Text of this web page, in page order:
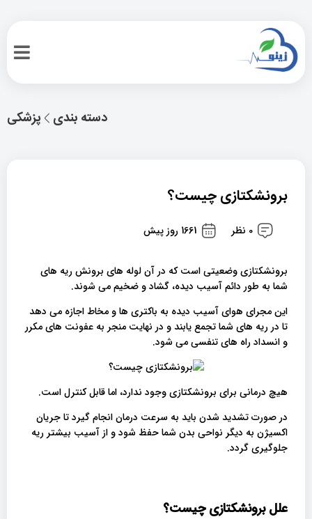
پزشکی دسته بندی
برونشکتازی چیست؟
0 نظر 1661 روز پیش
برونشکتازی وضعیتی است که در آن لوله های برونش ریه های
شما به طور دائم آسیب دیده، گشاد و ضخیم می شوند.
این مجرای هوای آسیب دیده به باکتری ها و مخاط اجازه می دهد
تا در ریه های شما تجمع یابند و در نهایت منجر به عفونت های مکرر
و انسداد راه های تنفسی می شود.
هیچ درمانی برای برونشکتازی وجود ندارد، اما قابل کنترل است.
در صورت تشدید شدن باید به سرعت درمان انجام گیرد تا جریان
اکسیژن به دیگر نواحی بدن شما حفظ شود و از آسیب بیشتر ریه
جلوگیری گردد.
علل برونشکتازی چیست؟